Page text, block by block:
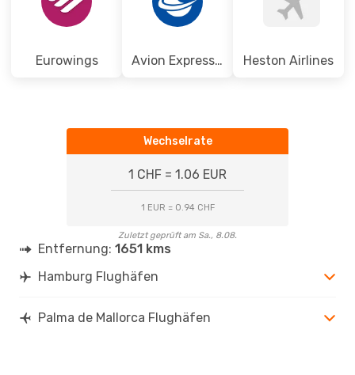
Eurowings Avion Express Malta Heston Airlines
Wechselrate
1 CHF = 1.06 EUR
1 EUR = 0.94 CHF
Zuletzt geprüft am Sa., 8.08.
Entfernung: 1651 kms
Hamburg Flughäfen
Palma de Mallorca Flughäfen